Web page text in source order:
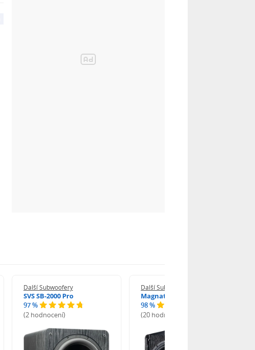
Další Subwoofery
SVS SB-2000 Pro
97 %
(2 hodnocení)
Další Subwoofery
Magnat Alpha RS 8
98 %
(20 hodnocení)